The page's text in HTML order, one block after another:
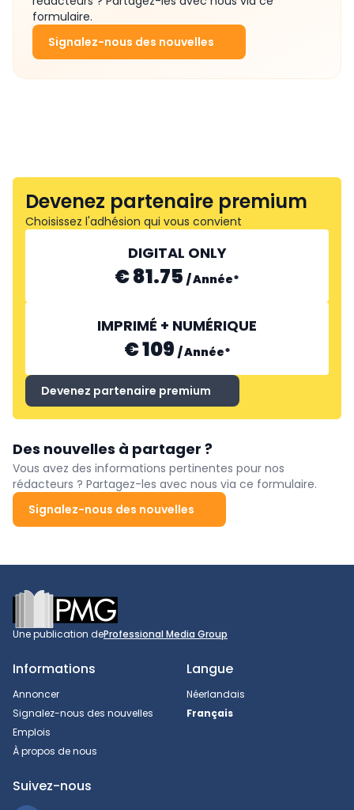
formulaire.
Signalez-nous des nouvelles
Devenez partenaire premium
Choisissez l'adhésion qui vous convient
DIGITAL ONLY
€ 81.75 /Année*
IMPRIMÉ + NUMÉRIQUE
€ 109 /Année*
Devenez partenaire premium
Des nouvelles à partager ?
Vous avez des informations pertinentes pour nos
rédacteurs ? Partagez-les avec nous via ce formulaire.
Signalez-nous des nouvelles
Footer
Une publication deProfessional Media Group
Informations
Annoncer
Signalez-nous des nouvelles
Emplois
À propos de nous
Langue
Néerlandais
Français
Suivez-nous